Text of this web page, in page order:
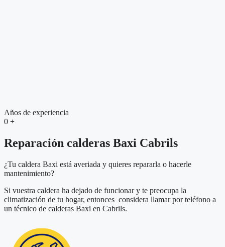
Años de experiencia
0 +
Reparación calderas Baxi Cabrils
¿Tu caldera Baxi está averiada y quieres repararla o hacerle
mantenimiento?
Si vuestra caldera ha dejado de funcionar y te preocupa la
climatización de tu hogar, entonces considera llamar por teléfono a
un técnico de calderas Baxi en Cabrils.